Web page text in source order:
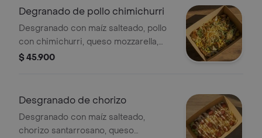
Degranado de pollo chimichurri
Desgranado con maíz salteado, pollo
con chimichurri, queso mozzarella,
lechuga, papa ripio y alioli.
$ 45.900
Desgranado de chorizo
Desgranado con maíz salteado,
chorizo santarrosano, queso